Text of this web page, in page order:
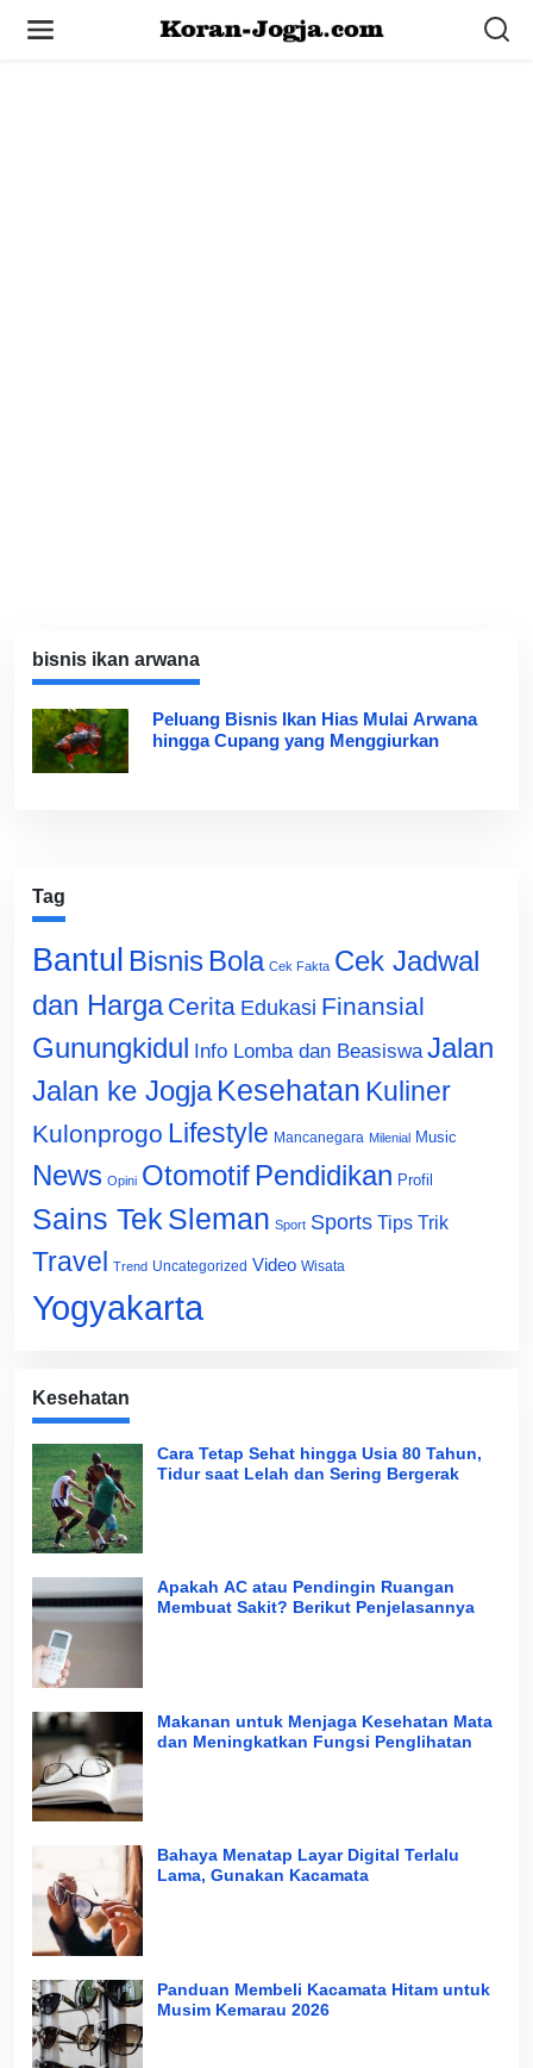
bisnis ikan arwana
Peluang Bisnis Ikan Hias Mulai Arwana
hingga Cupang yang Menggiurkan
Tag
Bantul Bisnis Bola Cek Fakta Cek Jadwal
dan Harga Cerita Edukasi Finansial
Gunungkidul Info Lomba dan Beasiswa Jalan
Jalan ke Jogja Kesehatan Kuliner
Kulonprogo Lifestyle Mancanegara Milenial Music
News Opini Otomotif Pendidikan Profil
Sains Tek Sleman Sport Sports Tips Trik
Travel Trend Uncategorized Video Wisata
Yogyakarta
Kesehatan
Cara Tetap Sehat hingga Usia 80 Tahun,
Tidur saat Lelah dan Sering Bergerak
Apakah AC atau Pendingin Ruangan
Membuat Sakit? Berikut Penjelasannya
Makanan untuk Menjaga Kesehatan Mata
dan Meningkatkan Fungsi Penglihatan
Bahaya Menatap Layar Digital Terlalu
Lama, Gunakan Kacamata
Panduan Membeli Kacamata Hitam untuk
Musim Kemarau 2026